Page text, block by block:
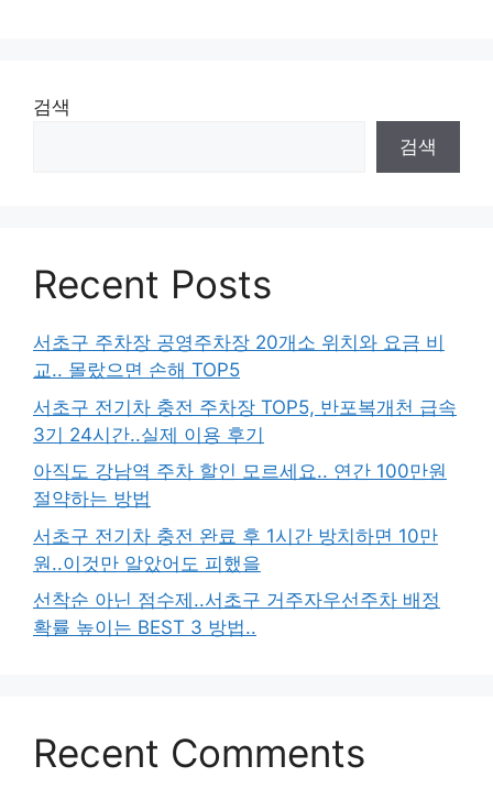
검색
검색
Recent Posts
서초구 주차장 공영주차장 20개소 위치와 요금 비
교.. 몰랐으면 손해 TOP5
서초구 전기차 충전 주차장 TOP5, 반포복개천 급속
3기 24시간..실제 이용 후기
아직도 강남역 주차 할인 모르세요.. 연간 100만원
절약하는 방법
서초구 전기차 충전 완료 후 1시간 방치하면 10만
원..이것만 알았어도 피했을
선착순 아닌 점수제..서초구 거주자우선주차 배정
확률 높이는 BEST 3 방법..
Recent Comments